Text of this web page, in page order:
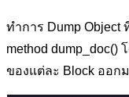
ทำการ Dump Object
method dump_doc()
ของแต่ละ Block ออก